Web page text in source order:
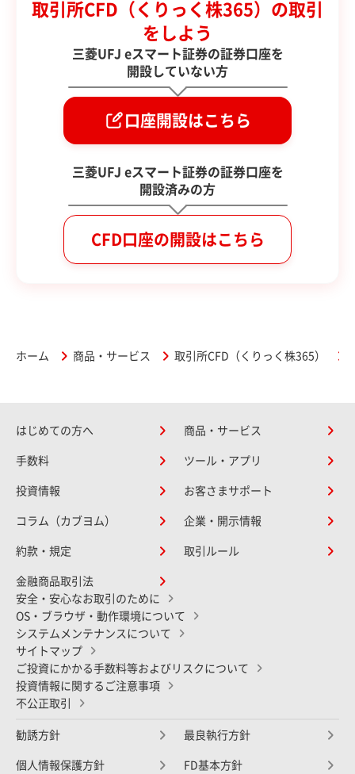
取引所CFD（くりっく株365）の取引
をしよう
三菱UFJ eスマート証券の証券口座を
開設していない方
口座開設はこちら
三菱UFJ eスマート証券の証券口座を
開設済みの方
CFD口座の開設はこちら
ホーム 商品・サービス 取引所CFD（くりっく株365）
はじめての方へ 商品・サービス
手数料 ツール・アプリ
投資情報 お客さまサポート
コラム（カブヨム） 企業・開示情報
約款・規定 取引ルール
金融商品取引法
安全・安心なお取引のために
OS・ブラウザ・動作環境について
システムメンテナンスについて
サイトマップ
ご投資にかかる手数料等およびリスクについて
投資情報に関するご注意事項
不公正取引
勧誘方針 最良執行方針
個人情報保護方針 FD基本方針